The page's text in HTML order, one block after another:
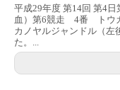
平成29年度 第14回 第4
血）第6競走 4番 トウ
カノヤルジャンドル（左
た。...